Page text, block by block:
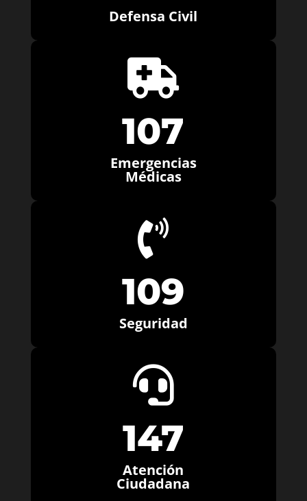
Defensa Civil

107
Emergencias
Médicas

109
Seguridad

147
Atención
Ciudadana